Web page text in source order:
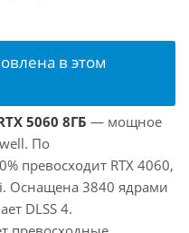
в этом
5060 8ГБ — мощное
По
превосходит RTX 4060,
Оснащена 3840 ядрами
DLSS 4.